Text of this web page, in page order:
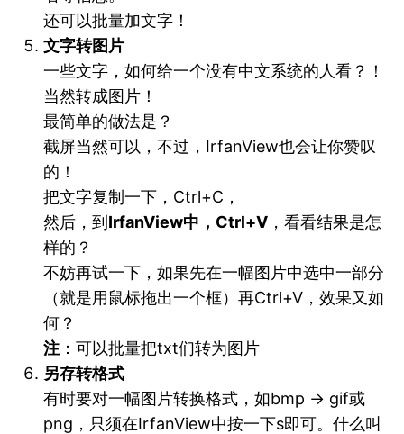
还可以批量加文字！
文字转图片
一些文字，如何给一个没有中文系统的人看？！
当然转成图片！
最简单的做法是？
截屏当然可以，不过，IrfanView也会让你赞叹
的！
把文字复制一下，Ctrl+C，
然后，到 IrfanView中，Ctrl+V ，看看结果是怎
样的？
不妨再试一下，如果先在一幅图片中选中一部分
（就是用鼠标拖出一个框）再Ctrl+V，效果又如
何？
注 ：可以批量把txt们转为图片
另存转格式
有时要对一幅图片转换格式，如bmp → gif或
png，只须在IrfanView中按一下s即可。什么叫